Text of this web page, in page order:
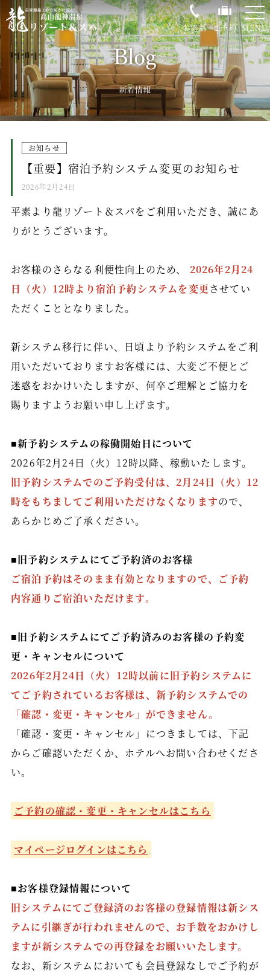
お電話 ご予約
-
-
-
MENU
0120-35-0843
龍リゾート＆スパの魅力
客室
お料理
過ごし方
周辺観光
アクセス
温泉掘削プロジェクト
新着情報
お問い合わせ
スタッフ募集
プライバシーポリシー
会員登録
ご予約はこちら
English
繁體中文
简体中文
お知らせ
【重要】宿泊予約システム変更のお知らせ
2026年2月24日
平素より龍リゾート＆スパをご利用いただき、誠にあ
りがとうございます。
お客様のさらなる利便性向上のため、
2026年2月24
日（火）12時より宿泊予約システムを変更させてい
ただくこととなりました。
新システム移行に伴い、日頃より予約システムをご利
用いただいておりますお客様には、大変ご不便とご
迷惑をおかけいたしますが、何卒ご理解とご協力を
賜りますようお願い申し上げます。
■新予約システムの稼働開始日について
2026年2月24日（火）12時以降、稼動いたします。
旧予約システムでのご予約受付は、2月24日（火）12
時をもちましてご利用いただけなくなりますので、
あらかじめご了承ください。
■旧予約システムにてご予約済のお客様
ご宿泊予約はそのまま有効となりますので、ご予約
内容通りご宿泊いただけます。
■旧予約システムにてご予約済みのお客様の予約変
更・キャンセルについて
2026年2月24日（火）12時以前に旧予約システムに
てご予約されているお客様は、新予約システムでの
「確認・変更・キャンセル」ができません。
「確認・変更・キャンセル」につきましては、下記
からご確認いただくか、ホテルへお問い合わせくださ
い。
ご予約の確認・変更・キャンセルはこちら
マイページログインはこちら
■お客様登録情報について
旧システムにてご登録済のお客様の登録情報は新シス
テムに引継ぎが行われませんので、お手数をおかけし
ますが新システムでの再登録をお願いいたします。
なお、新システムにおいても会員登録なしでご予約が